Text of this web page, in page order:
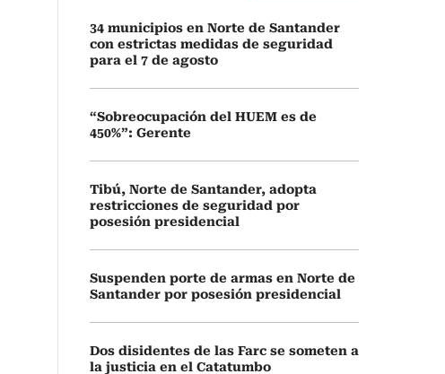
34 municipios en Norte de Santander
con estrictas medidas de seguridad
para el 7 de agosto
“Sobreocupación del HUEM es de
450%”: Gerente
Tibú, Norte de Santander, adopta
restricciones de seguridad por
posesión presidencial
Suspenden porte de armas en Norte de
Santander por posesión presidencial
Dos disidentes de las Farc se someten a
la justicia en el Catatumbo